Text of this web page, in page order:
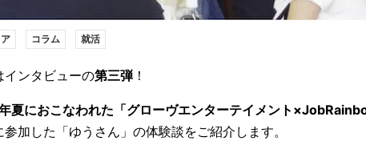
コラム 就活
インタビューの第三弾！
夏におこなわれた「グローヴエンターテイメント
参加した「ゆうさん」の体験談をご紹介します。